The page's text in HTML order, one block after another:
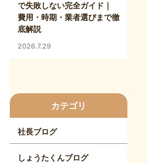
で失敗しない完全ガイド｜
費用・時期・業者選びまで徹
底解説
2026.7.29
カテゴリ
社長ブログ
しょうたくんブログ